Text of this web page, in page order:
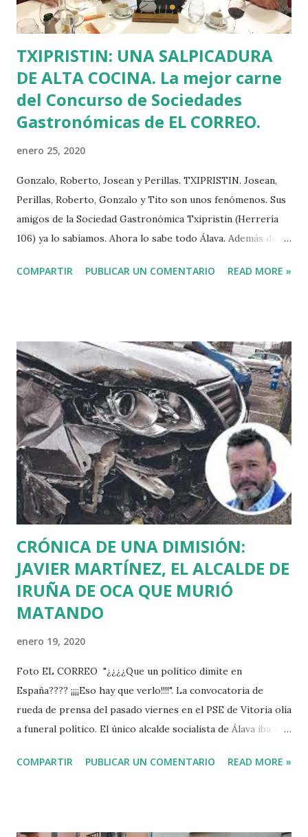
TXIPRISTIN: UNA SALPICADURA
DE ALTA COCINA. La mejor carne
del Concurso de Sociedades
Gastronómicas de EL CORREO.
enero 25, 2020
Gonzalo, Roberto, Josean y Perillas. TXIPRISTIN. Josean,
Perillas, Roberto, Gonzalo y Tito son unos fenómenos. Sus
amigos de la Sociedad Gastronómica Txipristin (Herrería
106) ya lo sabíamos. Ahora lo sabe todo Álava. Además de
que han preparado la Mejor Carne del XXIII Concurso de
delicias del jurado, que premió ese maravilloso plato de
nuestra sociedad en la primera ocasión en que se presenta
a ese veterano concurso gastronómico. También
prepararon un bacalao con pil-pil de calabaza y cantarelus.
De rechupete. Las esposas de Josean Fernández Barrena,
José Delgado, Roberto Ruiz de Mendarozqueta, Gonzalo
Relloso y Tito Etxaniz son las mujeres más envidiadas de
Álava. Lo dice un patoso que intenta disimular su torpeza
en la cocina esmerándose en el fregoteo....
COMPARTIR PUBLICAR UN COMENTARIO READ MORE »
CRÓNICA DE UNA DIMISIÓN:
JAVIER MARTÍNEZ, EL ALCALDE DE
IRUÑA DE OCA QUE MURIÓ
MATANDO
enero 19, 2020
Foto EL CORREO "¿¿¿¿Que un político dimite en
España???? ¡¡¡¡Eso hay que verlo!!!!". La convocatoria de
rueda de prensa del pasado viernes en el PSE de Vitoria olía
a funeral político. El único alcalde socialista de Álava iba a
cagado dos veces. 16 años llevaba Javier Martínez como
COMPARTIR PUBLICAR UN COMENTARIO READ MORE »